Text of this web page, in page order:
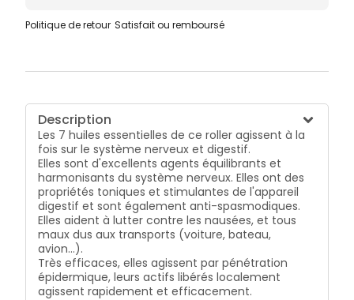
Politique de retour Satisfait ou remboursé
Description
Les 7 huiles essentielles de ce roller agissent à la
fois sur le système nerveux et digestif.
Elles sont d'excellents agents équilibrants et
harmonisants du système nerveux. Elles ont des
propriétés toniques et stimulantes de l'appareil
digestif et sont également anti-spasmodiques.
Elles aident à lutter contre les nausées, et tous
maux dus aux transports (voiture, bateau,
avion...).
Très efficaces, elles agissent par pénétration
épidermique, leurs actifs libérés localement
agissent rapidement et efficacement.